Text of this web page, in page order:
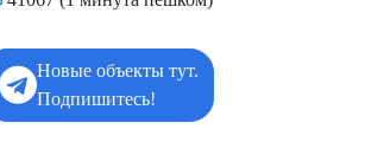
Новые объекты тут.
Подпишитесь!